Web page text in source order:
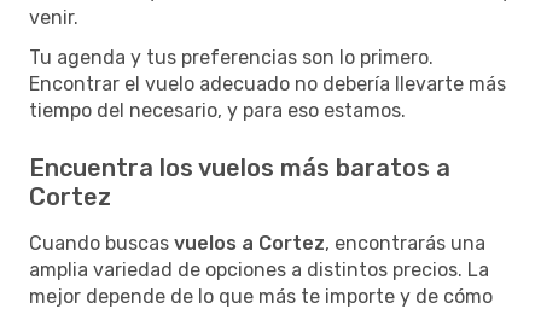
venir.
Tu agenda y tus preferencias son lo primero.
Encontrar el vuelo adecuado no debería llevarte más
tiempo del necesario, y para eso estamos.
Encuentra los vuelos más baratos a
Cortez
Cuando buscas vuelos a Cortez, encontrarás una
amplia variedad de opciones a distintos precios. La
mejor depende de lo que más te importe y de cómo